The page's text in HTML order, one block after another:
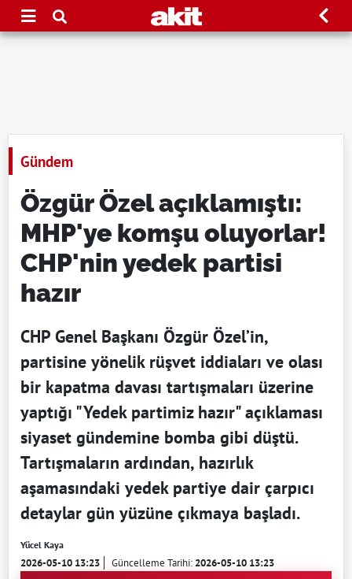
Gündem
Özgür Özel açıklamıştı:
MHP'ye komşu oluyorlar!
CHP'nin yedek partisi
hazır
CHP Genel Başkanı Özgür Özel’in,
partisine yönelik rüşvet iddiaları ve olası
bir kapatma davası tartışmaları üzerine
yaptığı "Yedek partimiz hazır" açıklaması
siyaset gündemine bomba gibi düştü.
Tartışmaların ardından, hazırlık
aşamasındaki yedek partiye dair çarpıcı
detaylar gün yüzüne çıkmaya başladı.
Yücel Kaya
2026-05-10 13:23 Güncelleme Tarihi:2026-05-10 13:23